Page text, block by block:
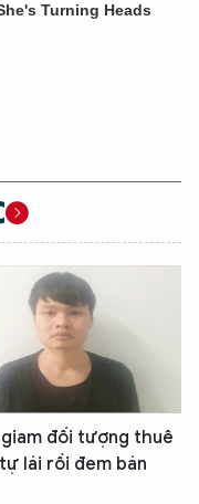
giam đối tượng thuê
lái rồi đem bán